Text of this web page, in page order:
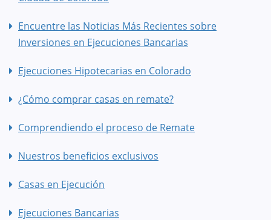
Encuentre las Noticias Más Recientes sobre
Inversiones en Ejecuciones Bancarias
Ejecuciones Hipotecarias en Colorado
¿Cómo comprar casas en remate?
Comprendiendo el proceso de Remate
Nuestros beneficios exclusivos
Casas en Ejecución
Ejecuciones Bancarias